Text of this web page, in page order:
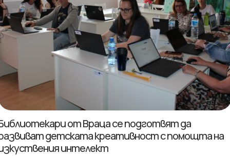
от Враца се подготвят да
детската креативност с помощта на
интелект